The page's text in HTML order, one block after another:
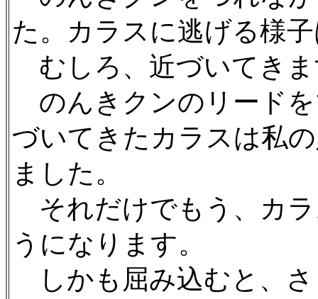
た。カラスに逃げる様
むしろ、近づいてき
のんきクンのリード
づいてきたカラスは私
ました。
それだけでもう、カ
うになります。
しかも屈み込むと、